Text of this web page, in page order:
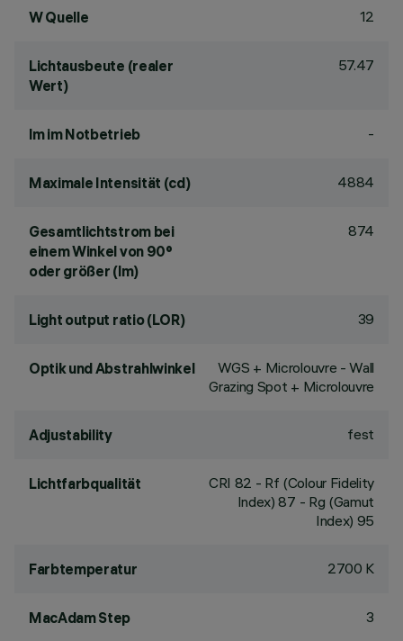
W Quelle 12
Lichtausbeute (realer
Wert)
57.47
lm im Notbetrieb -
Maximale Intensität (cd) 4884
Gesamtlichtstrom bei
einem Winkel von 90°
oder größer (lm)
874
Light output ratio (LOR) 39
Optik und Abstrahlwinkel
WGS + Microlouvre - Wall
Grazing Spot + Microlouvre
Adjustability fest
Lichtfarbqualität CRI 82 - Rf (Colour Fidelity
Index) 87 - Rg (Gamut
Index) 95
Farbtemperatur 2700 K
MacAdam Step 3